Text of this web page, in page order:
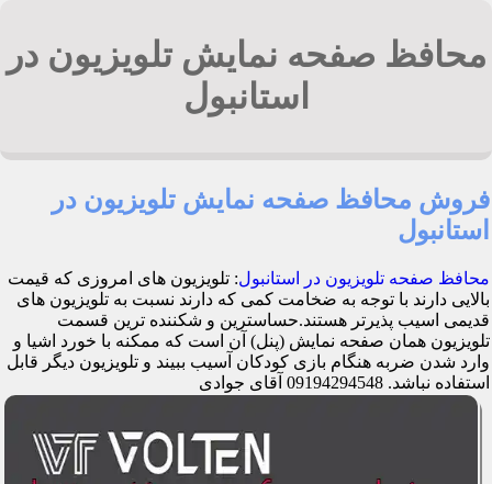
محافظ صفحه نمایش تلویزیون در
استانبول
فروش محافظ صفحه نمایش تلویزیون در
استانبول
محافظ صفحه تلویزیون در استانبول: تلویزیون های امروزی که قیمت
بالایی دارند با توجه به ضخامت کمی که دارند نسبت به تلویزیون های
قدیمی اسیب پذیرتر هستند.حساسترین و شکننده ترین قسمت
تلویزیون همان صفحه نمایش (پنل) آن است که ممکنه با خورد اشیا و
وارد شدن ضربه هنگام بازی کودکان آسیب ببیند و تلویزیون دیگر قابل
استفاده نباشد. 09194294548 آقای جوادی